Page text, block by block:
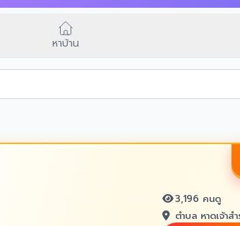
หาบ้าน
3,196 คนดู
ตำบล หาดเจ้า